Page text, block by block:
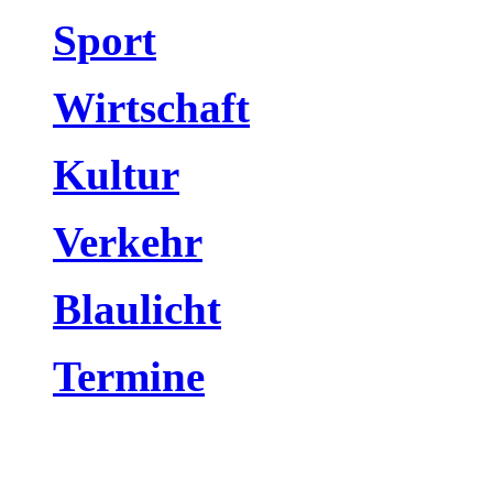
Sport
Wirtschaft
Kultur
Verkehr
Blaulicht
Termine